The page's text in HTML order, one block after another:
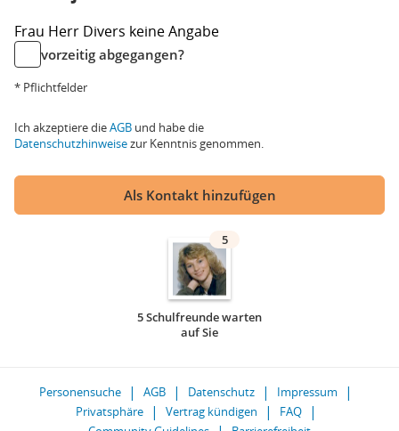
Frau Herr Divers keine Angabe
vorzeitig abgegangen?
* Pflichtfelder
Ich akzeptiere dieAGB und habe die
Datenschutzhinweisezur Kenntnis genommen.
Als Kontakt hinzufügen
5
5 Schulfreunde warten
auf Sie
Personensuche AGB Datenschutz
Impressum
Privatsphäre
Vertrag kündigen
FAQ